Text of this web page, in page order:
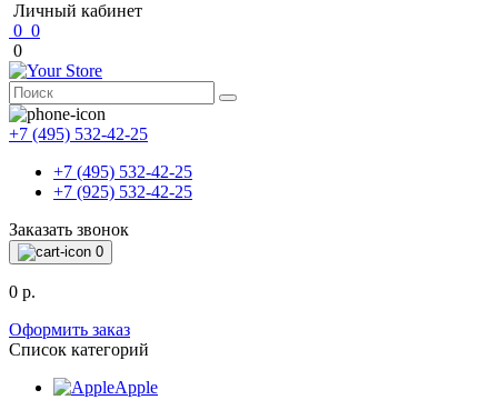
Личный кабинет
0 0
0
+7 (495) 532-42-25
+7 (495) 532-42-25
+7 (925) 532-42-25
Заказать звонок
0
0 р.
Оформить заказ
Список категорий
Apple